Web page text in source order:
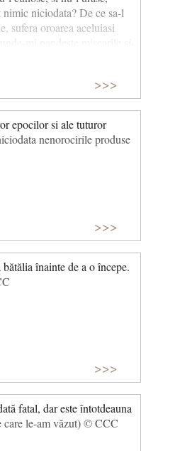
niciodata? De ce sa-l
sufera oroarea aceluiasi
el de-a fi un om si de a-
>>>
epocilor si ale tuturor
nenorocirile produse
>>>
înainte de a o începe.
>>>
fatal, dar este întotdeauna
care le-am văzut) © CCC